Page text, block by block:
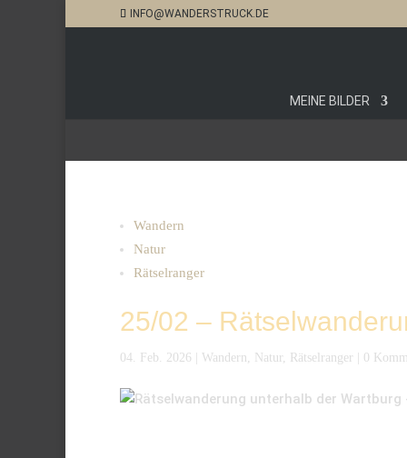
INFO@WANDERSTRUCK.DE
MEINE BILDER
Wandern
Natur
Rätselranger
25/02 –
04. Feb. 2026 Wandern, Natur , Rätselranger 0